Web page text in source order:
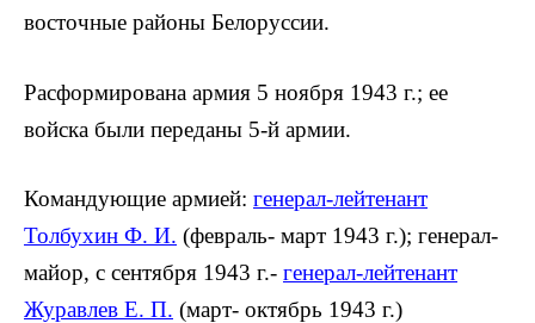
восточные райо­ны Белоруссии.
Расформирована армия 5 ноября 1943 г.; ее
войска были переданы 5-й ар­мии.
Командующие армией: генерал-лей­тенант
Толбухин Ф. И. (февраль- март 1943 г.); генерал-
майор, с сентября 1943 г.- генерал-лейтенант
Журав­лев Е. П. (март- октябрь 1943 г.)